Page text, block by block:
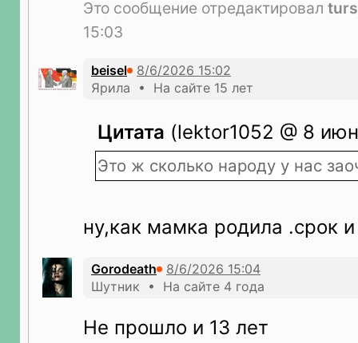
Это сообщение отредактировал
15:03
beisel
Ярила • На сайте 15 лет
Цитата (lektor1052 @ 8
Это ж сколько народу у нас
ну,как мамка родила .срок
Gorodeath
Шутник • На сайте 4 года
Не прошло и 13 лет